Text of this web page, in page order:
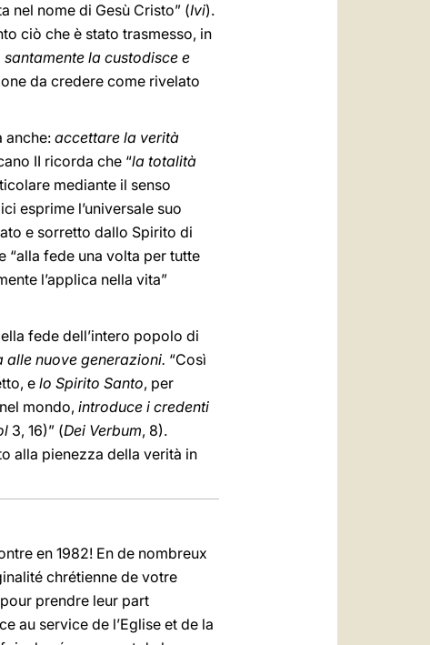
nel nome di Gesù Cristo” (Ivi).
ciò che è stato trasmesso, in
la custodisce e
da credere come rivelato
anche: accettare la verità
II ricorda che “la totalità
mediante il senso
esprime l’universale suo
e sorretto dallo Spirito di
“alla fede una volta per tutte
l’applica nella vita”
fede dell’intero popolo di
nuove generazioni. “Così
e lo Spirito Santo, per
mondo, introduce i credenti
3, 16)” (Dei Verbum, 8).
alla pienezza della verità in
en 1982! En de nombreux
chrétienne de votre
prendre leur part
au service de l’Eglise et de la